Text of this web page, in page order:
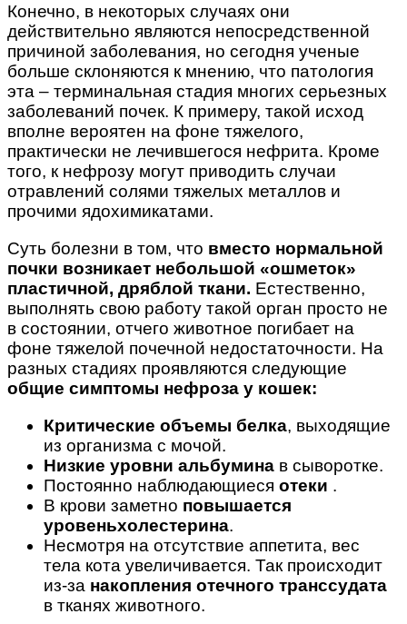
Конечно, в некоторых случаях они
действительно являются непосредственной
причиной заболевания, но сегодня ученые
больше склоняются к мнению, что патология
эта – терминальная стадия многих серьезных
заболеваний почек. К примеру, такой исход
вполне вероятен на фоне тяжелого,
практически не лечившегося нефрита. Кроме
того, к нефрозу могут приводить случаи
отравлений солями тяжелых металлов и
прочими ядохимикатами.
Суть болезни в том, что вместо нормальной
почки возникает небольшой «ошметок»
пластичной, дряблой ткани. Естественно,
выполнять свою работу такой орган просто не
в состоянии, отчего животное погибает на
фоне тяжелой почечной недостаточности. На
разных стадиях проявляются следующие
общие симптомы нефроза у кошек:
Критические объемы белка, выходящие
из организма с мочой.
Низкие уровни альбумина в сыворотке.
Постоянно наблюдающиеся отеки .
В крови заметно повышается
уровеньхолестерина.
Несмотря на отсутствие аппетита, вес
тела кота увеличивается. Так происходит
из-за накопления отечного транссудата
в тканях животного.